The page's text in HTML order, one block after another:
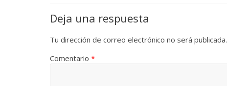
Deja una respuesta
Tu dirección de correo electrónico no será publicada.
Comentario *